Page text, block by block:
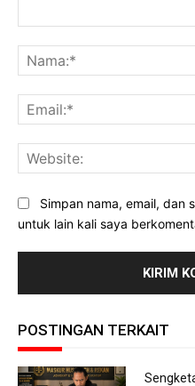
Simpan nama, email, dan
untuk lain kali saya
POSTINGAN TERKAIT